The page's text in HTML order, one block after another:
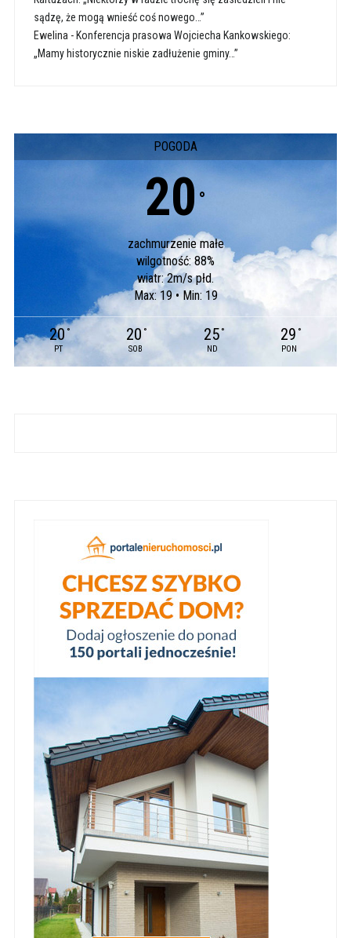
sądzę, że mogą wnieść coś nowego…”
Ewelina - Konferencja prasowa Wojciecha Kankowskiego:
„Mamy historycznie niskie zadłużenie gminy…”
POGODA
20 °
zachmurzenie małe
wilgotność: 88%
wiatr: 2m/s płd.
Max: 19 • Min: 19
20 °
PT
20 °
SOB
25 °
ND
29 °
PON